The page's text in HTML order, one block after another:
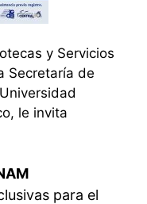
y Servicios
Secretaría de
le invita
para el